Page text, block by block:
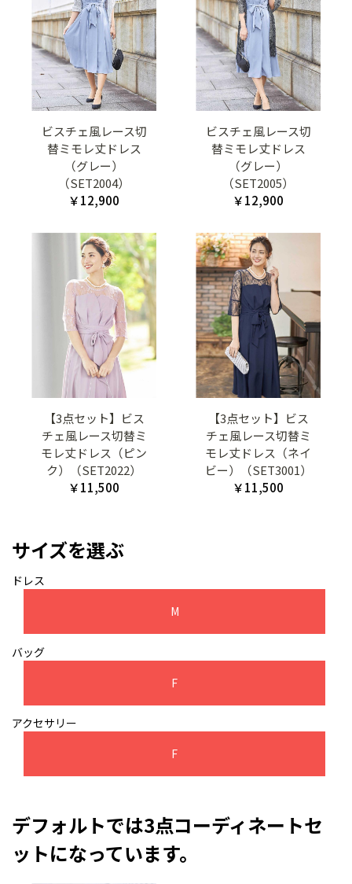
ビスチェ風レース切
替ミモレ丈ドレス
（グレー）
（SET2004）
￥12,900
ビスチェ風レース切
替ミモレ丈ドレス
（グレー）
（SET2005）
￥12,900
【3点セット】ビス
チェ風レース切替ミ
モレ丈ドレス（ピン
ク）（SET2022）
￥11,500
【3点セット】ビス
チェ風レース切替ミ
モレ丈ドレス（ネイ
ビー）（SET3001）
￥11,500
サイズを選ぶ
ドレス
M
バッグ
F
アクセサリー
F
デフォルトでは3点コーディネートセ
ットになっています。